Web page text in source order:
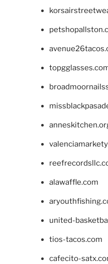
alawaffle.com
united-
tios-tacos.com
cafecito-